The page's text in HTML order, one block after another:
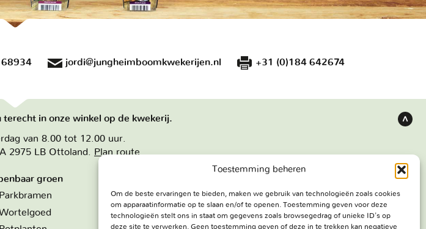
Toestemming beheren
Om de beste ervaringen te bieden, maken we gebruik van technologieën zoals cookies
om apparaatinformatie op te slaan en/of te openen. Toestemming geven voor deze
technologieën stelt ons in staat om gegevens zoals browsegedrag of unieke ID's op
deze site te verwerken. Geen toestemming geven of deze in te trekken kan negatieve
jordi@jungheimboomkwekerijen.nl +31 (0)184 642674
in onze winkel op de kwekerij.
van 8.00 tot 12.00 uur.
2975 LB Ottoland. Plan route
groen
Parkbramen
Hoe we werken
De kwekerij
Haringweg 3A
2975 LB Ottoland
boven